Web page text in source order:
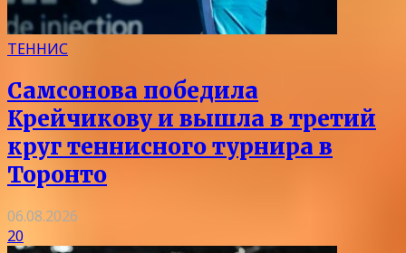
ТЕННИС
Самсонова победила
Крейчикову и вышла в третий
круг теннисного турнира в
Торонто
06.08.2026
20